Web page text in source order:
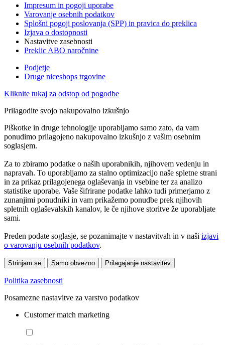
Impresum in pogoji uporabe
Varovanje osebnih podatkov
Splošni pogoji poslovanja (SPP) in pravica do preklica
Izjava o dostopnosti
Nastavitve zasebnosti
Preklic ABO naročnine
Podjetje
Druge niceshops trgovine
Kliknite tukaj za odstop od pogodbe
Prilagodite svojo nakupovalno izkušnjo
Piškotke in druge tehnologije uporabljamo samo zato, da vam
ponudimo prilagojeno nakupovalno izkušnjo z vašim osebnim
soglasjem.
Za to zbiramo podatke o naših uporabnikih, njihovem vedenju in
napravah. To uporabljamo za stalno optimizacijo naše spletne strani
in za prikaz prilagojenega oglaševanja in vsebine ter za analizo
statistike uporabe. Vaše šifrirane podatke lahko tudi primerjamo z
zunanjimi ponudniki in vam prikažemo ponudbe prek njihovih
spletnih oglaševalskih kanalov, le če njihove storitve že uporabljate
sami.
Preden podate soglasje, se pozanimajte v nastavitvah in v naši izjavi
o varovanju osebnih podatkov.
Strinjam se Samo obvezno Prilagajanje nastavitev
Politika zasebnosti
Posamezne nastavitve za varstvo podatkov
Customer match marketing